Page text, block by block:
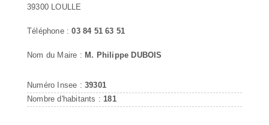
39300 LOULLE
Téléphone :03 84 51 63 51
Nom du Maire : M. Philippe DUBOIS
Numéro Insee : 39301
Nombre d'habitants : 181